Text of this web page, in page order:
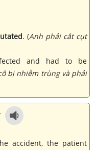
. (Anh phải cắt cụt
and had to be
bị nhiễm trùng và phải
accident, the patient